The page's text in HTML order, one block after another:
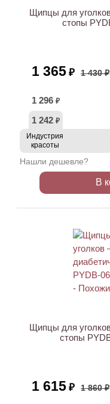
Щипцы для
стопы
1 365 ₽ 1 430 ₽
1 296 ₽
1 242 ₽
Индустрия
красоты
Нашли дешевле?
В
Щипцы для
стопы
1 615 ₽ 1 860 ₽